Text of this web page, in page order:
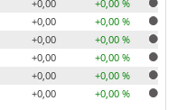
+0,00
+0,00 %
+0,00
+0,00 %
+0,00
+0,00 %
+0,00
+0,00 %
+0,00
+0,00 %
+0,00 +0,00 %